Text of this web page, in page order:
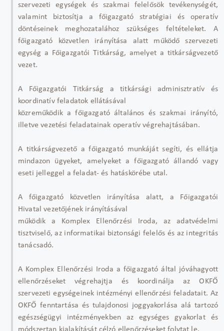
szervezeti egységek és szakmai felelősök tevékenységét,
valamint biztosítja a főigazgató stratégiai és operatív
döntéseinek meghozatalához szükséges feltételeket. A
főigazgató közvetlen irányítása alatt működő szervezeti
egység a Főigazgatói Titkárság, amelyet a titkárságvezető
vezet.
A Főigazgatói Titkárság a titkársági adminisztratív és
koordinatív feladatok ellátásával
közreműködik a főigazgató általános és szakmai irányító,
illetve vezetési feladatainak operatív végrehajtásában.
A titkárságvezető a főigazgató munkáját segíti, és ellátja
mindazon ügyeket, amelyeket a főigazgató állandó vagy
eseti jelleggel a feladat- és hatáskörébe utal.
A főigazgató közvetlen irányítása alatt, a Főigazgatói
Hivatal vezetőjének irányításával
működik a Komplex Ellenőrzési Iroda, az adatvédelmi
tisztviselő, az informatikai biztonsági felelős és az integritás
tanácsadó.
A Komplex Ellenőrzési Iroda a főigazgató által jóváhagyott
ellenőrzéseket végrehajtja és koordinálja az OKFŐ
szervezeti egységeinek intézményi ellenőrzési feladatait. Az
OKFŐ fenntartása és tulajdonosi joggyakorlása alá tartozó
egészségügyi intézményekben az egységes gyakorlat és
módszertan kialakítását célzó ellenőrzéseket folytat le.